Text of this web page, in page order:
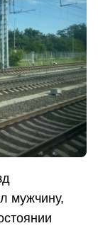
мужчину,